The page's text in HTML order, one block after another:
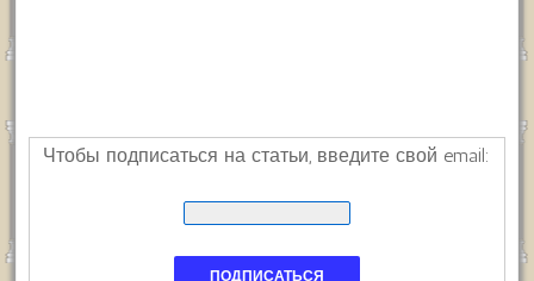
Чтобы подписаться на статьи, введите свой email: